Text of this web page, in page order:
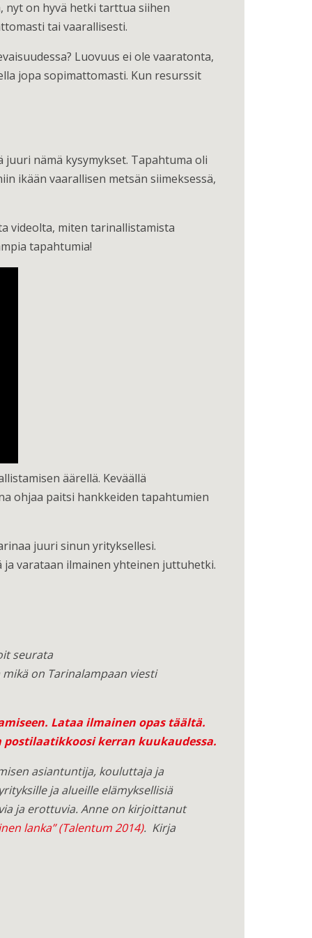
nyt on hyvä hetki tarttua siihen
tai vaarallisesti.
Luovuus ei ole vaaratonta,
jopa sopimattomasti. Kun resurssit
nämä kysymykset. Tapahtuma oli
ikään vaarallisen metsän siimeksessä,
videolta, miten tarinallistamista
tapahtumia!
äärellä. Keväällä
ohjaa paitsi hankkeiden tapahtumien
juuri sinun yrityksellesi.
ja varataan ilmainen yhteinen juttuhetki.
seurata
on Tarinalampaan viesti
Lataa ilmainen opas täältä.
kerran kuukaudessa.
asiantuntija, kouluttaja ja
ja alueille elämyksellisiä
ja erottuvia. Anne on kirjoittanut
lanka” (Talentum 2014). Kirja